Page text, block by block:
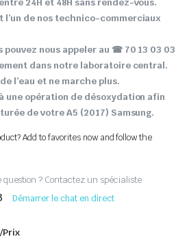
24H et 48H sans rendez-vous.
l’un de nos technico-commerciaux
pouvez nous appeler au ☎ 70 13 03 03
dans notre laboratoire central.
l’eau et ne marche plus.
une opération de désoxydation afin
de votre A5 (2017) Samsung.
Add to favorites now and follow the
question ? Contactez un spécialiste
Démarrer le chat en direct
Prix